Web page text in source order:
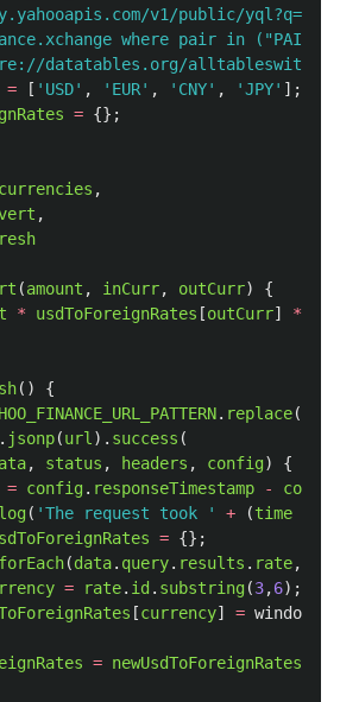
v1/public/
where pair in
datatables.org/
= [ ' USD' , ' EUR' , ' CNY' , 'JPY' ];
= {};
currencies ,
,
(amount , inCurr, outCurr)
{
* usdToForeignRates [outCurr] *
()
{
. replace(
. jsonp(url ). success (
, status , headers , config)
{
= config. responseTimestamp -
config
log( 'The request took ' + (time
= {};
forEach(data. query. results . rate,
= rate. id . substring(3,6);
[currency] = window
= newUsdToForeignRates